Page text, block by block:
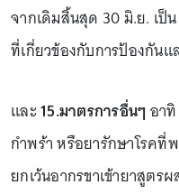
จากเดิมสิ้นสุด 30 มิ.ย. เป็
ที่เกี่ยวข้องกับการป้องกัน
และ15.มาตรการอื่นๆ อา
กำพร้า หรือยารักษาโรคที่
ยกเว้นอากรขาเข้ายาสูตร